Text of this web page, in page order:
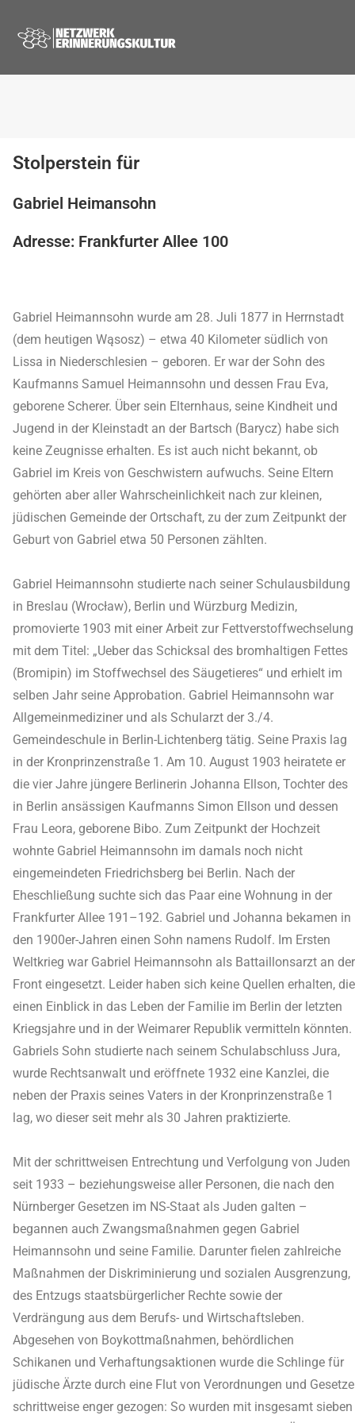
Stolperstein für
Gabriel Heimansohn
Adresse: Frankfurter Allee 100
Gabriel Heimannsohn wurde am 28. Juli 1877 in Herrnstadt
(dem heutigen Wąsosz) – etwa 40 Kilometer südlich von
Lissa in Niederschlesien – geboren. Er war der Sohn des
Kaufmanns Samuel Heimannsohn und dessen Frau Eva,
geborene Scherer. Über sein Elternhaus, seine Kindheit und
Jugend in der Kleinstadt an der Bartsch (Barycz) habe sich
keine Zeugnisse erhalten. Es ist auch nicht bekannt, ob
Gabriel im Kreis von Geschwistern aufwuchs. Seine Eltern
gehörten aber aller Wahrscheinlichkeit nach zur kleinen,
jüdischen Gemeinde der Ortschaft, zu der zum Zeitpunkt der
Geburt von Gabriel etwa 50 Personen zählten.
Gabriel Heimannsohn studierte nach seiner Schulausbildung
in Breslau (Wrocław), Berlin und Würzburg Medizin,
promovierte 1903 mit einer Arbeit zur Fettverstoffwechselung
mit dem Titel: „Ueber das Schicksal des bromhaltigen Fettes
(Bromipin) im Stoffwechsel des Säugetieres“ und erhielt im
selben Jahr seine Approbation. Gabriel Heimannsohn war
Allgemeinmediziner und als Schularzt der 3./4.
Gemeindeschule in Berlin-Lichtenberg tätig. Seine Praxis lag
in der Kronprinzenstraße 1. Am 10. August 1903 heiratete er
die vier Jahre jüngere Berlinerin Johanna Ellson, Tochter des
in Berlin ansässigen Kaufmanns Simon Ellson und dessen
Frau Leora, geborene Bibo. Zum Zeitpunkt der Hochzeit
wohnte Gabriel Heimannsohn im damals noch nicht
eingemeindeten Friedrichsberg bei Berlin. Nach der
Eheschließung suchte sich das Paar eine Wohnung in der
Frankfurter Allee 191–192. Gabriel und Johanna bekamen in
den 1900er-Jahren einen Sohn namens Rudolf. Im Ersten
Weltkrieg war Gabriel Heimannsohn als Battaillonsarzt an der
Front eingesetzt. Leider haben sich keine Quellen erhalten, die
einen Einblick in das Leben der Familie im Berlin der letzten
Kriegsjahre und in der Weimarer Republik vermitteln könnten.
Gabriels Sohn studierte nach seinem Schulabschluss Jura,
wurde Rechtsanwalt und eröffnete 1932 eine Kanzlei, die
neben der Praxis seines Vaters in der Kronprinzenstraße 1
lag, wo dieser seit mehr als 30 Jahren praktizierte.
Mit der schrittweisen Entrechtung und Verfolgung von Juden
seit 1933 – beziehungsweise aller Personen, die nach den
Nürnberger Gesetzen im NS-Staat als Juden galten –
begannen auch Zwangsmaßnahmen gegen Gabriel
Heimannsohn und seine Familie. Darunter fielen zahlreiche
Maßnahmen der Diskriminierung und sozialen Ausgrenzung,
des Entzugs staatsbürgerlicher Rechte sowie der
Verdrängung aus dem Berufs- und Wirtschaftsleben.
Abgesehen von Boykottmaßnahmen, behördlichen
Schikanen und Verhaftungsaktionen wurde die Schlinge für
jüdische Ärzte durch eine Flut von Verordnungen und Gesetze
schrittweise enger gezogen: So wurden mit insgesamt sieben